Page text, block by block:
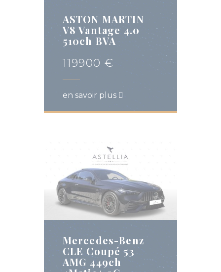
ASTON MARTIN
V8 Vantage 4.0
510ch BVA
119900 €
en savoir plus
Mercedes-Benz
CLE Coupé 53
AMG 449ch